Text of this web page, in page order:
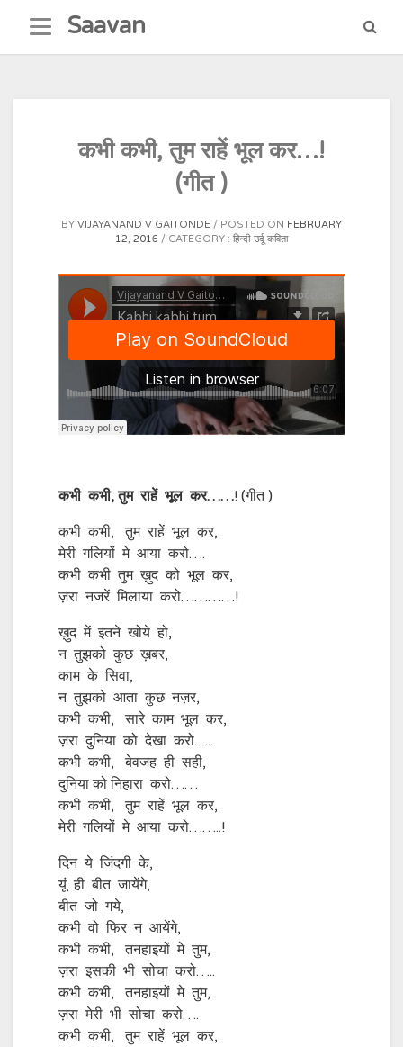
content
Saavan
कभी कभी, तुम राहें भूल कर…!
(गीत )
BY VIJAYANAND V GAITONDE POSTED ON FEBRUARY
12, 2016
CATEGORY : हिन्दी-उर्दू कविता
कभी कभी,तुम राहें भूल कर……! (गीत )
कभी कभी, तुम राहें भूल कर,
मेरी गलियों मे आया करो….
कभी कभी तुम ख़ुद को भूल कर,
ज़रा नजरें मिलाया करो…………!
ख़ुद में इतने खोये हो,
न तुझको कुछ ख़बर,
काम के सिवा,
न तुझको आता कुछ नज़र,
कभी कभी, सारे काम भूल कर,
ज़रा दुनिया को देखा करो…..
कभी कभी, बेवजह ही सही,
दुनिया को निहारा करो……
कभी कभी, तुम राहें भूल कर,
मेरी गलियों मे आया करो……..!
दिन ये जिंदगी के,
यूं ही बीत जायेंगे,
बीत जो गये,
कभी वो फिर न आयेंगे,
कभी कभी, तनहाइयों मे तुम,
ज़रा इसकी भी सोचा करो…..
कभी कभी, तनहाइयों मे तुम,
ज़रा मेरी भी सोचा करो….
कभी कभी, तुम राहें भूल कर,